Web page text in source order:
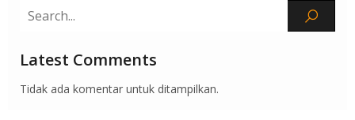
Latest Comments
Tidak ada komentar untuk ditampilkan.